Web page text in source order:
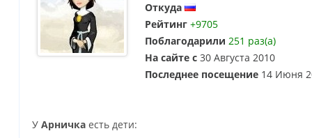
Откуда
Рейтинг +9705
Поблагодарили 251 раз(а)
На сайте с 30 Августа 2010
Последнее посещение 14 Июня
У Арничка есть дети: